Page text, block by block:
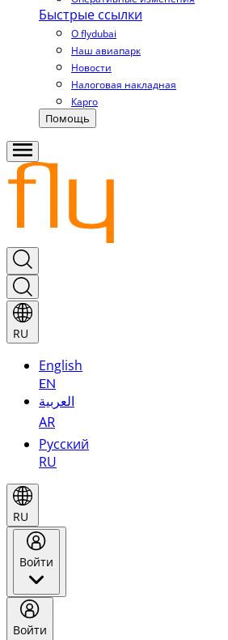
Быстрые ссылки
О flydubai
Наш авиапарк
Новости
Налоговая накладная
Карго
Помощь
RU
English
EN
العربية
AR
Русский
RU
RU
Войти
Войти